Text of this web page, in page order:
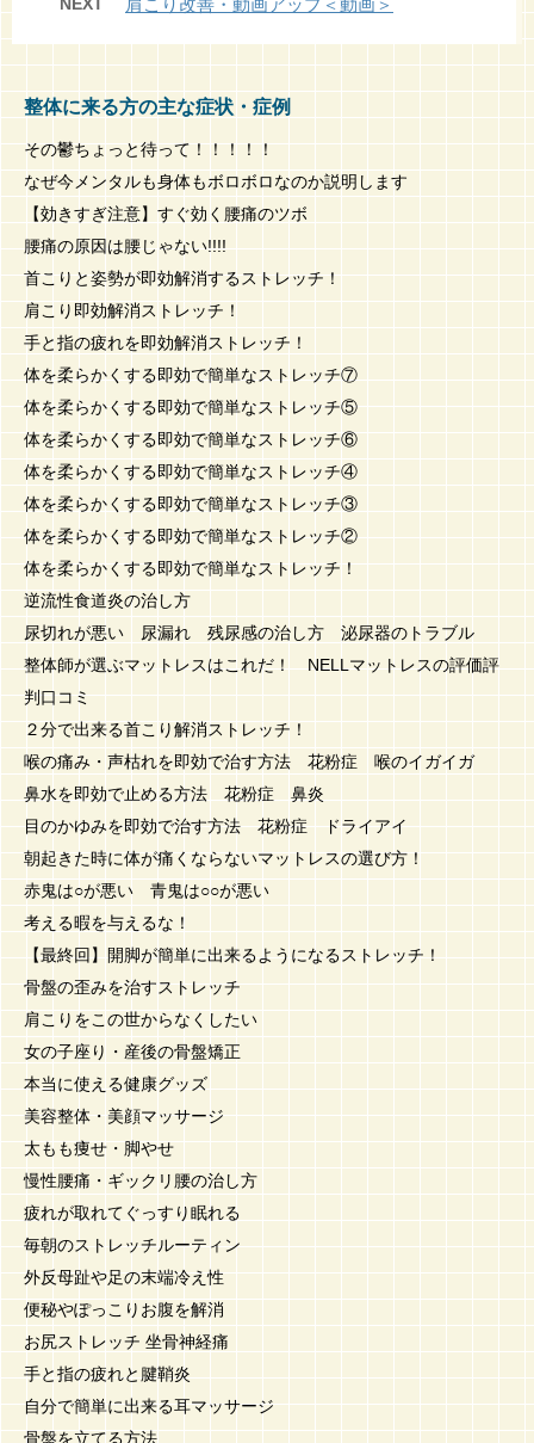
肩こり改善・動画アップ＜動画＞
整体に来る方の主な症状・症例
その鬱ちょっと待って！！！！！
なぜ今メンタルも身体もボロボロなのか説明します
【効きすぎ注意】すぐ効く腰痛のツボ
腰痛の原因は腰じゃない!!!!
首こりと姿勢が即効解消するストレッチ！
肩こり即効解消ストレッチ！
手と指の疲れを即効解消ストレッチ！
体を柔らかくする即効で簡単なストレッチ⑦
体を柔らかくする即効で簡単なストレッチ⑤
体を柔らかくする即効で簡単なストレッチ⑥
体を柔らかくする即効で簡単なストレッチ④
体を柔らかくする即効で簡単なストレッチ③
体を柔らかくする即効で簡単なストレッチ②
体を柔らかくする即効で簡単なストレッチ！
逆流性食道炎の治し方
尿切れが悪い 尿漏れ 残尿感の治し方 泌尿器のトラブル
整体師が選ぶマットレスはこれだ！ NELLマットレスの評価評
判口コミ
２分で出来る首こり解消ストレッチ！
喉の痛み・声枯れを即効で治す方法 花粉症 喉のイガイガ
鼻水を即効で止める方法 花粉症 鼻炎
目のかゆみを即効で治す方法 花粉症 ドライアイ
朝起きた時に体が痛くならないマットレスの選び方！
赤鬼は○が悪い 青鬼は○○が悪い
考える暇を与えるな！
【最終回】開脚が簡単に出来るようになるストレッチ！
骨盤の歪みを治すストレッチ
肩こりをこの世からなくしたい
女の子座り・産後の骨盤矯正
本当に使える健康グッズ
美容整体・美顔マッサージ
太もも痩せ・脚やせ
慢性腰痛・ギックリ腰の治し方
疲れが取れてぐっすり眠れる
毎朝のストレッチルーティン
外反母趾や足の末端冷え性
便秘やぽっこりお腹を解消
お尻ストレッチ 坐骨神経痛
手と指の疲れと腱鞘炎
自分で簡単に出来る耳マッサージ
骨盤を立てる方法